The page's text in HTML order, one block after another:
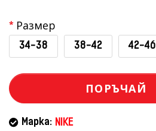
Размер
34-38 38-42 42-46
ПОРЪЧАЙ
Марка: NIKE